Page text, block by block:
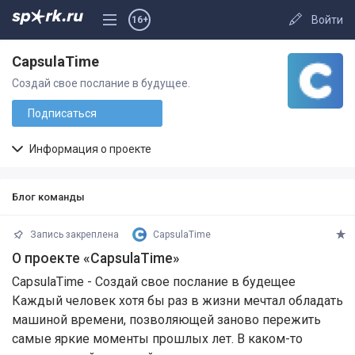
Войти
16+
CapsulaTime
Создай свое послание в будущее.
Подписаться
Информация о проекте
Блог команды
Запись закреплена CapsulaTime
О проекте «CapsulaTime»
CapsulaTime - Создай свое послание в будещее
Каждый человек хотя бы раз в жизни мечтал обладать
машиной времени, позволяющей заново пережить
самые яркие моменты прошлых лет. В каком-то